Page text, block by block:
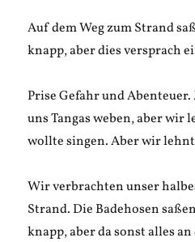
Auf dem Weg zum Strand
knapp, aber dies versprach
Prise Gefahr und
uns Tangas weben, aber wir
wollte singen. Aber wir
Wir verbrachten unser
Strand. Die Badehosen
knapp, aber da sonst alles